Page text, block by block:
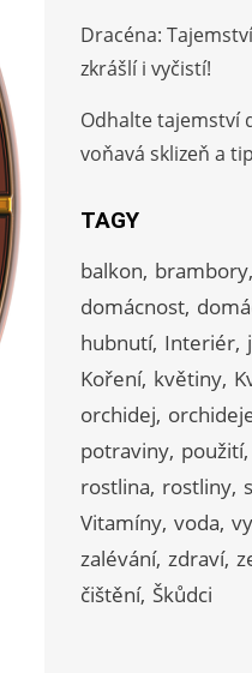
Dracéna:
zkrášlí i vyčistí!
Odhalte tajemství
voňavá sklizeň a
TAGY
balkon brambory
domácnost
hubnutí Interiér
Koření květiny
orchidej
potraviny použití
rostlina rostliny
Vitamíny voda
zalévání zdraví
čištění Škůdci